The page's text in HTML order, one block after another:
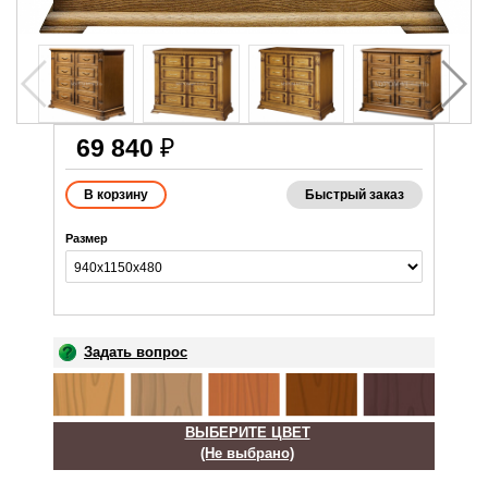
69 840 ₽
Быстрый заказ
Размер
Задать вопрос
ВЫБЕРИТЕ ЦВЕТ
(Не выбрано)